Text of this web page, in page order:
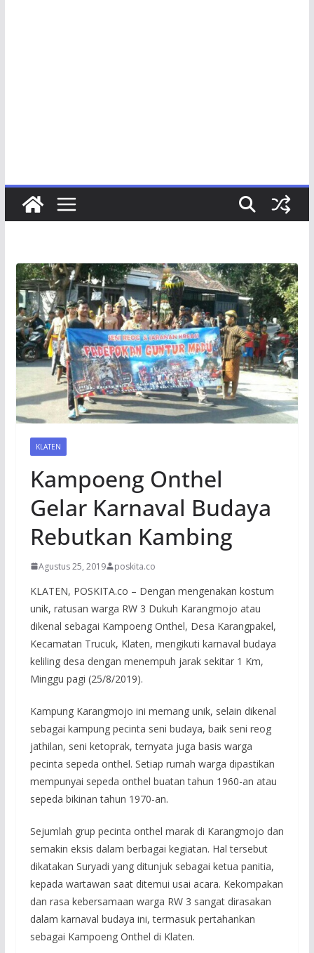
KLATEN
Kampoeng Onthel
Gelar Karnaval Budaya
Rebutkan Kambing
Agustus 25, 2019 poskita.co
KLATEN, POSKITA.co – Dengan mengenakan kostum
unik, ratusan warga RW 3 Dukuh Karangmojo atau
dikenal sebagai Kampoeng Onthel, Desa Karangpakel,
Kecamatan Trucuk, Klaten, mengikuti karnaval budaya
keliling desa dengan menempuh jarak sekitar 1 Km,
Minggu pagi (25/8/2019).
Kampung Karangmojo ini memang unik, selain dikenal
sebagai kampung pecinta seni budaya, baik seni reog
jathilan, seni ketoprak, ternyata juga basis warga
pecinta sepeda onthel. Setiap rumah warga dipastikan
mempunyai sepeda onthel buatan tahun 1960-an atau
sepeda bikinan tahun 1970-an.
Sejumlah grup pecinta onthel marak di Karangmojo dan
semakin eksis dalam berbagai kegiatan. Hal tersebut
dikatakan Suryadi yang ditunjuk sebagai ketua panitia,
kepada wartawan saat ditemui usai acara. Kekompakan
dan rasa kebersamaan warga RW 3 sangat dirasakan
dalam karnaval budaya ini, termasuk pertahankan
sebagai Kampoeng Onthel di Klaten.